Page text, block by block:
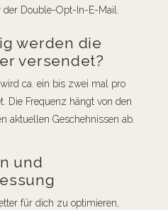
der Double-Opt-In-E-Mail.
werden die
versendet?
ca. ein bis zwei mal pro
Die Frequenz hängt von den
aktuellen Geschehnissen ab.
und
für dich zu optimieren,